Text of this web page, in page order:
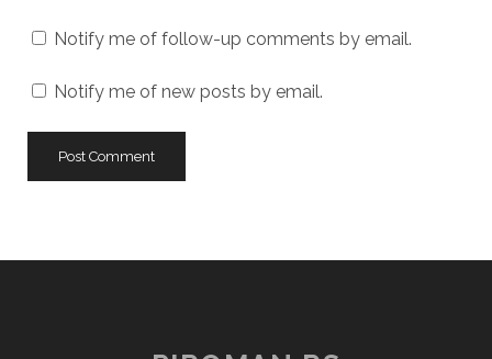
Notify me of follow-up comments by email.
Notify me of new posts by email.